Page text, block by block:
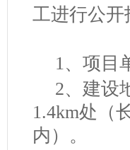
工进行公开
1、项目
2、建设
1.4km处（
内）。